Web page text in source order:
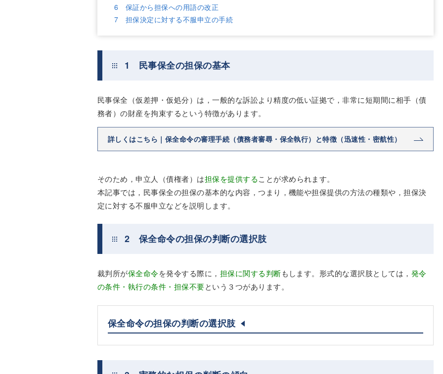
6 保証から担保への用語の改正
7 担保決定に対する不服申立の手続
1 民事保全の担保の基本
民事保全（仮差押・仮処分）は，一般的な訴訟より精度の低い証拠で，非常に短期間に相手（債
務者）の財産を拘束するという特徴があります。
詳しくはこちら｜保全命令の審理手続（債務者審尋・保全執行）と特徴（迅速性・密航性）
そのため，申立人（債権者）は担保を提供することが求められます。
本記事では，民事保全の担保の基本的な内容，つまり，機能や担保提供の方法の種類や，担保決
定に対する不服申立などを説明します。
2 保全命令の担保の判断の選択肢
裁判所が保全命令を発令する際に， 担保に関する判断もします。形式的な選択肢としては， 発令
の条件・執行の条件・担保不要という３つがあります。
保全命令の担保の判断の選択肢